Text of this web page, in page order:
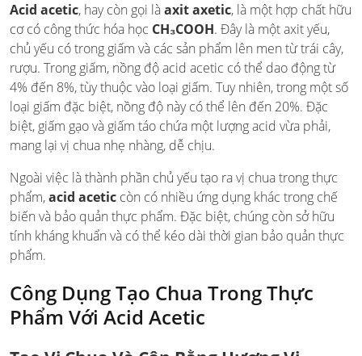
Acid acetic, hay còn gọi làaxit axetic, là một hợp chất hữu
cơ có công thức hóa học CH₃COOH. Đây là một axit yếu,
chủ yếu có trong giấm và các sản phẩm lên men từ trái cây,
rượu. Trong giấm, nồng độ acid acetic có thể dao động từ
4% đến 8%, tùy thuộc vào loại giấm. Tuy nhiên, trong một số
loại giấm đặc biệt, nồng độ này có thể lên đến 20%. Đặc
biệt, giấm gạo và giấm táo chứa một lượng acid vừa phải,
mang lại vị chua nhẹ nhàng, dễ chịu.
Ngoài việc là thành phần chủ yếu tạo ra vị chua trong thực
phẩm,acid acetic còn có nhiều ứng dụng khác trong chế
biến và bảo quản thực phẩm. Đặc biệt, chúng còn sở hữu
tính kháng khuẩn và có thể kéo dài thời gian bảo quản thực
phẩm.
Công Dụng Tạo Chua Trong Thực
Phẩm Với Acid Acetic